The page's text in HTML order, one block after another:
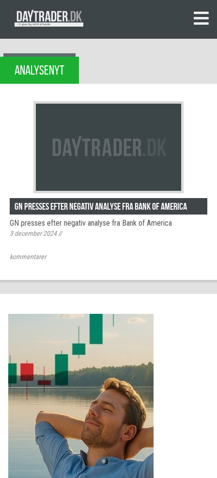
ANALYSENYT
GN presses efter negativ analyse fra Bank of America
GN presses efter negativ analyse fra Bank of America
3 december 2024//
kommentarer